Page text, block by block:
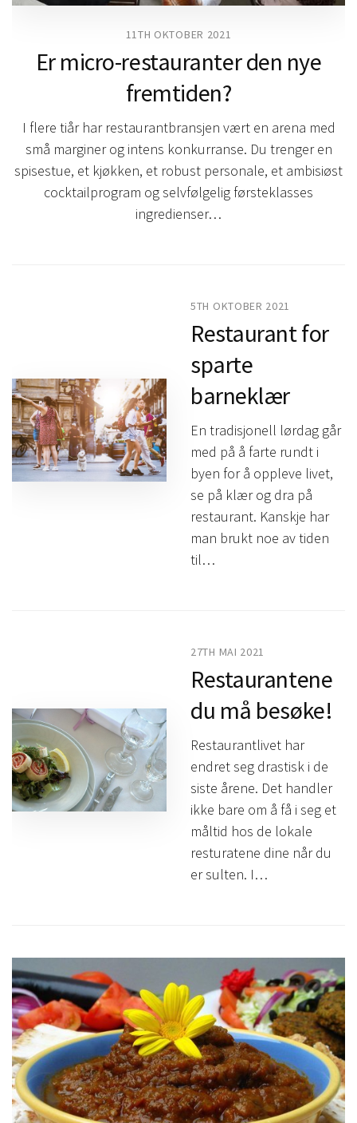
11TH OKTOBER 2021
Er micro-restauranter den nye
fremtiden?
I flere tiår har restaurantbransjen vært en arena med
små marginer og intens konkurranse. Du trenger en
spisestue, et kjøkken, et robust personale, et ambisiøst
cocktailprogram og selvfølgelig førsteklasses
ingredienser…
5TH OKTOBER 2021
Restaurant for
sparte
barneklær
En tradisjonell lørdag går
med på å farte rundt i
byen for å oppleve livet,
se på klær og dra på
restaurant. Kanskje har
man brukt noe av tiden
til…
27TH MAI 2021
Restaurantene
du må besøke!
Restaurantlivet har
endret seg drastisk i de
siste årene. Det handler
ikke bare om å få i seg et
måltid hos de lokale
resturatene dine når du
er sulten. I…